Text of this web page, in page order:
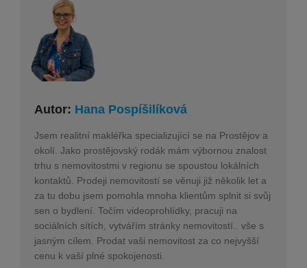
Autor: Hana Pospíšilíková
Jsem realitní makléřka specializující se na Prostějov a
okolí. Jako prostějovský rodák mám výbornou znalost
trhu s nemovitostmi v regionu se spoustou lokálních
kontaktů. Prodeji nemovitostí se věnuji již několik let a
za tu dobu jsem pomohla mnoha klientům splnit si svůj
sen o bydlení. Točím videoprohlídky, pracuji na
sociálních sítích, vytvářím stránky nemovitostí.. vše s
jasným cílem. Prodat vaši nemovitost za co nejvyšší
cenu k vaší plné spokojenosti.